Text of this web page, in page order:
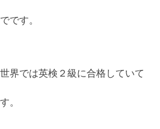
です。
界では英検２級に合格していて
。